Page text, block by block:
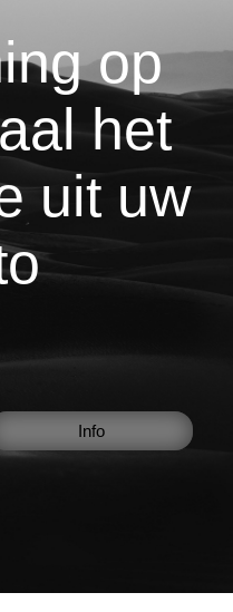
op
het
uit uw
Info